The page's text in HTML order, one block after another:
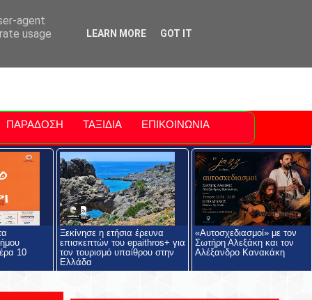
Polis
ΠΑΡΑΔΟΣΗ ΤΑΞΙΔΙΑ ΕΠΙΚΟΙΝΩΝΙΑ
10
Ξεκίνησε η ετήσια έρευνα
επισκεπτών του epaithros+ για
τον τουρισμό υπαίθρου στην
Ελλάδα
«Αυτοσχεδιασμοί» με τον
Σωτήρη Αλεξάκη και τον
Αλέξανδρο Κανακάκη
agent
usage
LEARN MORE GOT IT